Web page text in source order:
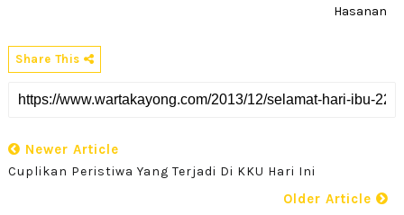
Hasanan
Share This
Newer Article
Cuplikan Peristiwa Yang Terjadi Di KKU Hari Ini
Older Article